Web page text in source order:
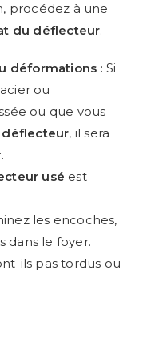
procédez à une
du déflecteur.
déformations : Si
ou
ou que vous
, il sera
usé est
les encoches,
dans le foyer.
ils pas tordus ou